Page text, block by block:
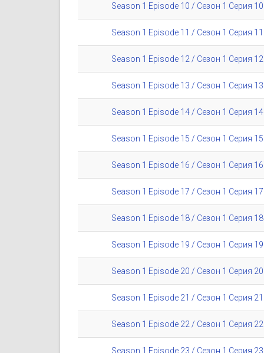
Season 1 Episode 10 / Сезон 1 Серия 10
Season 1 Episode 11 / Сезон 1 Серия 11
Season 1 Episode 12 / Сезон 1 Серия 12
Season 1 Episode 13 / Сезон 1 Серия 13
Season 1 Episode 14 / Сезон 1 Серия 14
Season 1 Episode 15 / Сезон 1 Серия 15
Season 1 Episode 16 / Сезон 1 Серия 16
Season 1 Episode 17 / Сезон 1 Серия 17
Season 1 Episode 18 / Сезон 1 Серия 18
Season 1 Episode 19 / Сезон 1 Серия 19
Season 1 Episode 20 / Сезон 1 Серия 20
Season 1 Episode 21 / Сезон 1 Серия 21
Season 1 Episode 22 / Сезон 1 Серия 22
Season 1 Episode 23 / Сезон 1 Серия 23